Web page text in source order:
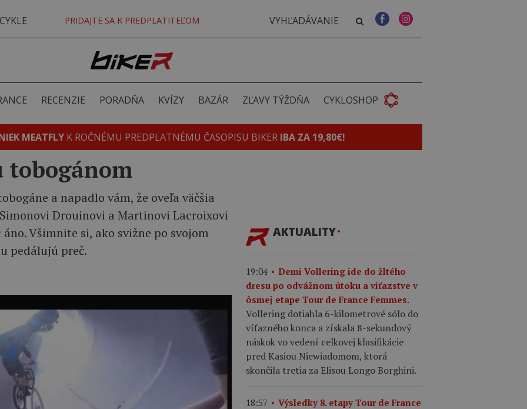
PRIDAJTE SA K PREDPLATITEĽOM
RECENZIE PORADŇA KVÍZY BAZÁR ZĽAVY TÝŽDŇA CYKLOSHOP
MEATFLY K ROČNÉMU PREDPLATNÉMU ČASOPISU BIKER IBA ZA 19,80€!
tobogánom
a napadlo vám, že oveľa väčšia
Drouinovi a Martinovi Lacroixovi
Všimnite si, ako svižne po svojom
pedálujú preč.
AKTUALITY
19:04
Demi Vollering ide do žltého
dresu po odvážnom útoku a víťazstve v
ôsmej etape Tour de France Femmes.
Vollering dotiahla 6-kilometrové sólo do
víťazného konca a získala 8-sekundový
náskok vo vedení celkovej klasifikácie
pred Kasiou Niewiadomom, ktorá
skončila tretia za Elisou Longo Borghini.
18:57
Výsledky 8. etapy Tour de France